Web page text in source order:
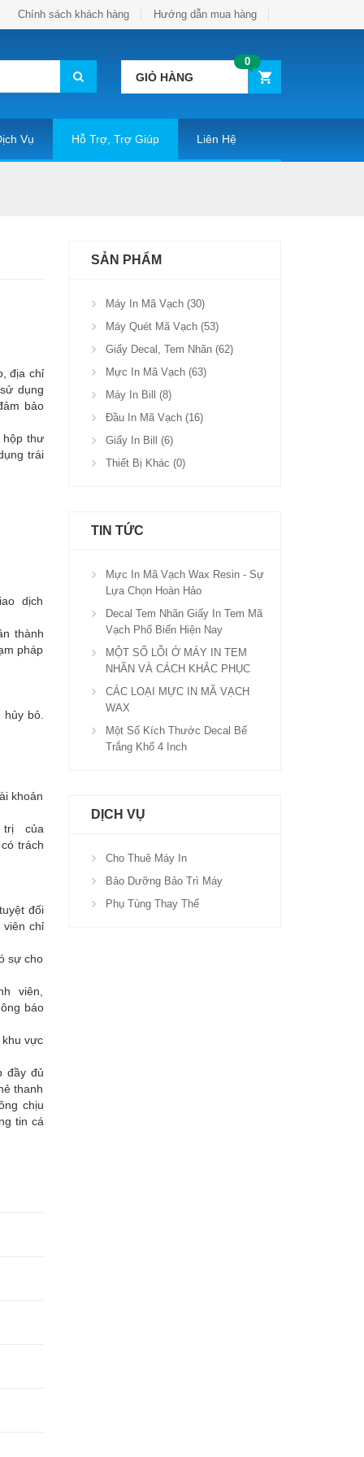
Chính sách khách hàng Hướng dẫn mua hàng
GIỎ HÀNG
0
Vụ Hỗ Trợ, Trợ Giúp Liên Hệ
địa chỉ
dụng
bảo
hộp thư
trái
dịch
thành
pháp
bỏ.
khoản
của
trách
đối
viên chỉ
sự cho
viên,
báo
vực
đầy đủ
thanh
chịu
tin cá
SẢN PHẨM
Máy In Mã Vạch (30)
Máy Quét Mã Vạch (53)
Giấy Decal, Tem Nhãn (62)
Mực In Mã Vạch (63)
Máy In Bill (8)
Đầu In Mã Vạch (16)
Giấy In Bill (6)
Thiết Bị Khác (0)
TIN TỨC
Mực In Mã Vạch Wax Resin - Sự
Lựa Chọn Hoàn Hảo
Decal Tem Nhãn Giấy In Tem Mã
Vạch Phổ Biến Hiện Nay
MỘT SỐ LỖI Ở MÁY IN TEM
NHÃN VÀ CÁCH KHẮC PHỤC
CÁC LOẠI MỰC IN MÃ VẠCH
WAX
Một Số Kích Thước Decal Bế
Trắng Khổ 4 Inch
DỊCH VỤ
Cho Thuê Máy In
Bảo Dưỡng Bảo Trì Máy
Phụ Tùng Thay Thế